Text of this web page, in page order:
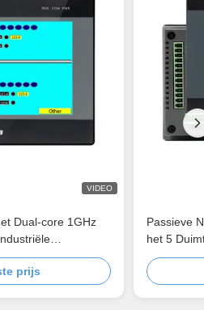
VIDEO
Dual-core 1GHz
prijs
Passieve
het 5